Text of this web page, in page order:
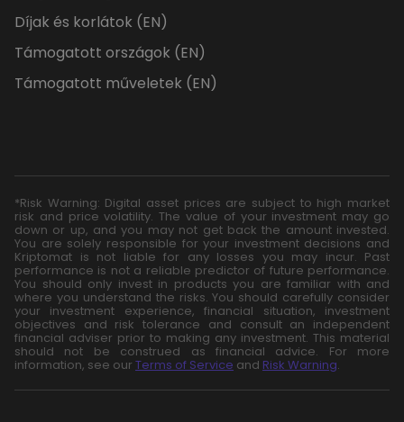
Díjak és korlátok (EN)
Támogatott országok (EN)
Támogatott műveletek (EN)
*Risk Warning: Digital asset prices are subject to high market
risk and price volatility. The value of your investment may go
down or up, and you may not get back the amount invested.
You are solely responsible for your investment decisions and
Kriptomat is not liable for any losses you may incur. Past
performance is not a reliable predictor of future performance.
You should only invest in products you are familiar with and
where you understand the risks. You should carefully consider
your investment experience, financial situation, investment
objectives and risk tolerance and consult an independent
financial adviser prior to making any investment. This material
should not be construed as financial advice. For more
information, see our Terms of Service and Risk Warning.